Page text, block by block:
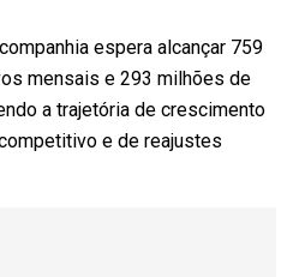
espera alcançar 759
mensais e 293 milhões de
a trajetória de crescimento
e de reajustes